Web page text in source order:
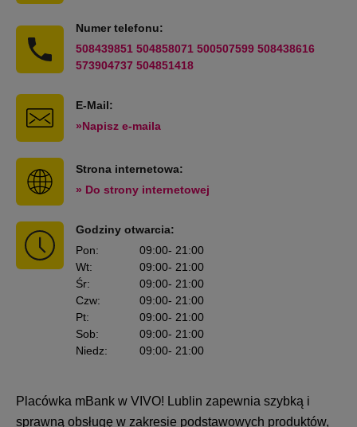
Numer telefonu:
508439851 504858071 500507599 508438616
573904737 504851418
E-Mail:
»Napisz e-maila
Strona internetowa:
» Do strony internetowej
Godziny otwarcia:
Pon: 09:00- 21:00
Wt: 09:00- 21:00
Śr: 09:00- 21:00
Czw: 09:00- 21:00
Pt: 09:00- 21:00
Sob: 09:00- 21:00
Niedz: 09:00- 21:00
Placówka mBank w VIVO! Lublin zapewnia szybką i
sprawną obsługę w zakresie podstawowych produktów,